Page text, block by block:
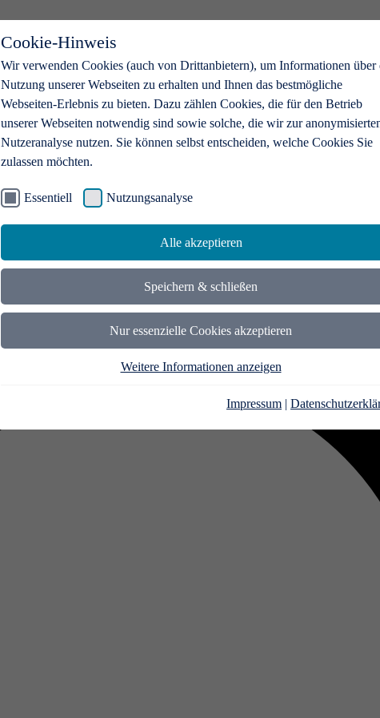
Cookie-Hinweis
Wir verwenden Cookies (auch von Drittanbietern), um Informationen über
Nutzung unserer Webseiten zu erhalten und Ihnen das bestmögliche
Webseiten-Erlebnis zu bieten. Dazu zählen Cookies, die für den Betrieb
unserer Webseiten notwendig sind sowie solche, die wir zur
Nutzeranalyse nutzen. Sie können selbst entscheiden, welche Cookies Sie
zulassen möchten.
Essentiell Nutzungsanalyse
Alle akzeptieren
Speichern & schließen
Nur essenzielle Cookies akzeptieren
Weitere Informationen anzeigen
Impressum |